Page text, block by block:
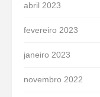
abril 2023
fevereiro 2023
janeiro 2023
novembro 2022